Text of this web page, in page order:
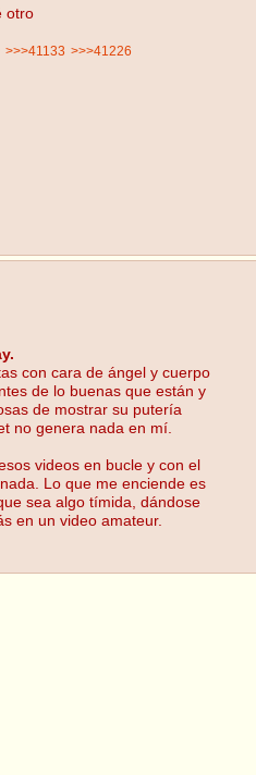
otro
>>>41133 >>>41226
con cara de ángel y cuerpo
de lo buenas que están y
de mostrar su putería
no genera nada en mí.
videos en bucle y con el
Lo que me enciende es
sea algo tímida, dándose
en un video amateur.